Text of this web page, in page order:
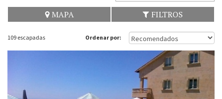
MAPA FILTROS
109 escapadas Ordenar por: